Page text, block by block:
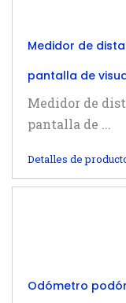
Medidor de
pantalla de
Medidor de
pantalla de ...
Detalles de
Odómetro